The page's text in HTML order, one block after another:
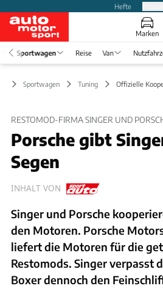
Hefte
Marken
Sportwagen Reise Van
Sportwagen Tuning Offizielle
RESTOMOD-FIRMA SINGER UND
Porsche gibt
Segen
INHALT VON
Singer und Porsche
den Motoren. Porsche
liefert die Motoren für die
Restomods. Singer verpasst
Boxer dennoch den